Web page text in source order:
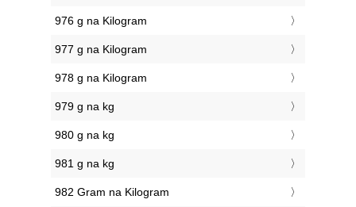
976 g na Kilogram
977 g na Kilogram
978 g na Kilogram
979 g na kg
980 g na kg
981 g na kg
982 Gram na Kilogram